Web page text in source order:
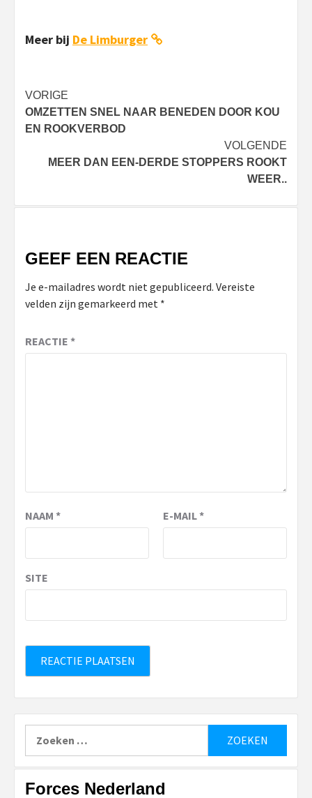
Meer bij De Limburger
Bericht
navigatie
VORIGE
OMZETTEN SNEL NAAR BENEDEN DOOR KOU
EN ROOKVERBOD
VOLGENDE
MEER DAN EEN-DERDE STOPPERS ROOKT
WEER..
GEEF EEN REACTIE
Je e-mailadres wordt niet gepubliceerd. Vereiste
velden zijn gemarkeerd met *
REACTIE *
NAAM * E-MAIL*
SITE
naar:
Forces Nederland